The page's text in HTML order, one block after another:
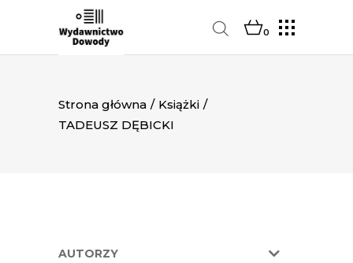
0
Strona główna / Książki /
TADEUSZ DĘBICKI
AUTORZY